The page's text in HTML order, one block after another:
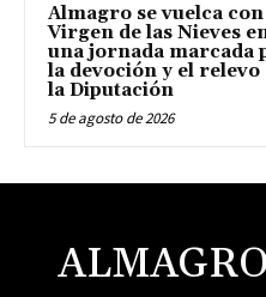
Almagro se vuelca
Virgen de las Nieves
una jornada marcada
la devoción y el relevo
la Diputación
5 de agosto de 2026